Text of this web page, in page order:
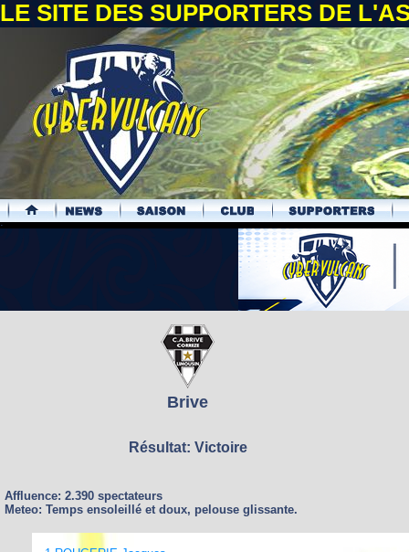
LE SITE DES SUPPORTERS DE
.
Brive
Résultat: Victoire
Affluence: 2.390 spectateurs
Meteo: Temps ensoleillé et doux, pelouse glissante.